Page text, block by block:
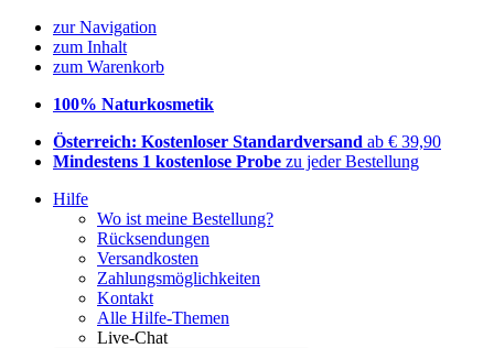
zur Navigation
zum Inhalt
zum Warenkorb
100% Naturkosmetik
Österreich: Kostenloser Standardversand ab € 39,90
Mindestens 1 kostenlose Probe zu jeder Bestellung
Hilfe
Wo ist meine Bestellung?
Rücksendungen
Versandkosten
Zahlungsmöglichkeiten
Kontakt
Alle Hilfe-Themen
Live-Chat